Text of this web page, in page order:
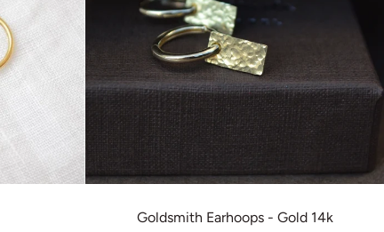
Goldsmith Earhoops - Gold 14k